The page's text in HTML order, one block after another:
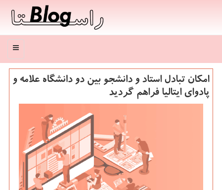
منو
امكان تبادل استاد و دانشجو بین دو دانشگاه علامه و
پادوای ایتالیا فراهم گردید